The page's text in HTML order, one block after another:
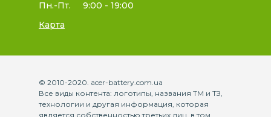
Пн.-Пт.
9:00 - 19:00
Карта
© 2010-2020. acer-battery.com.ua
Все виды контента: логотипы, названия ТМ и ТЗ,
технологии и другая информация, которая
является собственностью третьих лиц, в том